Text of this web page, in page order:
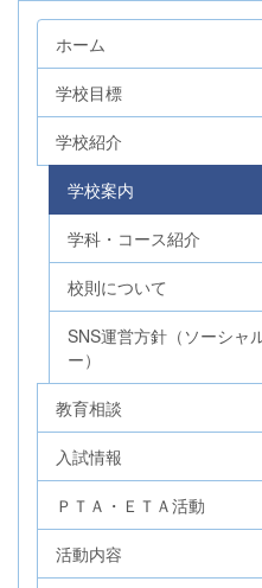
ホーム
学校目標
学校紹介
学校案内
学科・コース紹介
校則について
SNS運営方針（ソーシャ
ー）
教育相談
入試情報
ＰＴＡ・ＥＴＡ活動
活動内容